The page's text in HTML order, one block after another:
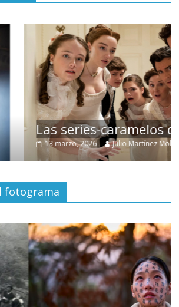
de Shondaland
Julio Martínez Molina 0
fotograma